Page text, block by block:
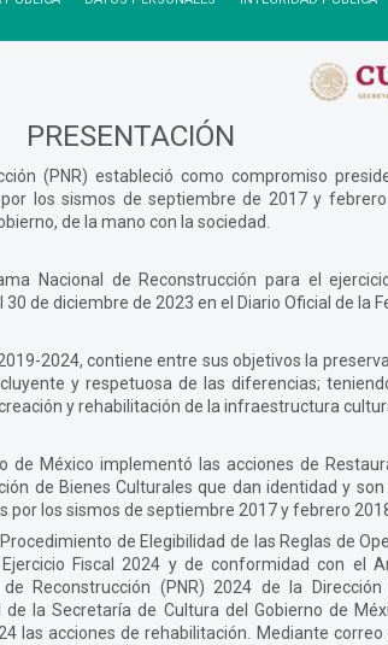
PRESENTACIÓN
(PNR) estableció como compromiso
los sismos de septiembre de 2017 y
de la mano con la sociedad.
Nacional de Reconstrucción para el
de diciembre de 2023 en el Diario Oficial de la
2024, contiene entre sus objetivos la
y respetuosa de las diferencias;
y rehabilitación de la infraestructura
de México implementó las acciones de
de Bienes Culturales que dan identidad y
por los sismos de septiembre 2017 y febrero
de Elegibilidad de las Reglas de
Fiscal 2024 y de conformidad con el
Reconstrucción (PNR) 2024 de la
la Secretaría de Cultura del Gobierno de
las acciones de rehabilitación. Mediante